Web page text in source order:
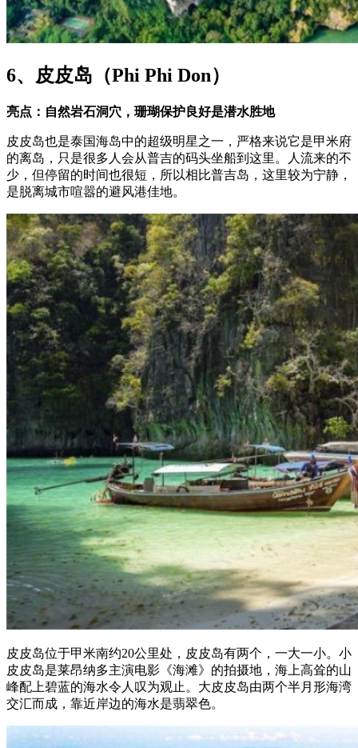
6、皮皮岛（Phi Phi Don）
亮点：自然岩石洞穴，珊瑚保护良好是潜水胜地
皮皮岛也是泰国海岛中的超级明星之一，严格来说它是甲米府
的离岛，只是很多人会从普吉的码头坐船到这里。人流来的不
少，但停留的时间也很短，所以相比普吉岛，这里较为宁静，
是脱离城市喧嚣的避风港佳地。
皮皮岛位于甲米南约20公里处，皮皮岛有两个，一大一小。小
皮皮岛是莱昂纳多主演电影《海滩》的拍摄地，海上高耸的山
峰配上碧蓝的海水令人叹为观止。大皮皮岛由两个半月形海湾
交汇而成，靠近岸边的海水是翡翠色。